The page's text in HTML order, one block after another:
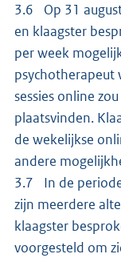
3.6 Op 31
en klaagster
per week
psychotherapeut
sessies online
plaatsvinden.
de wekelijkse
andere
3.7 In de
zijn meerdere
klaagster
voorgesteld om